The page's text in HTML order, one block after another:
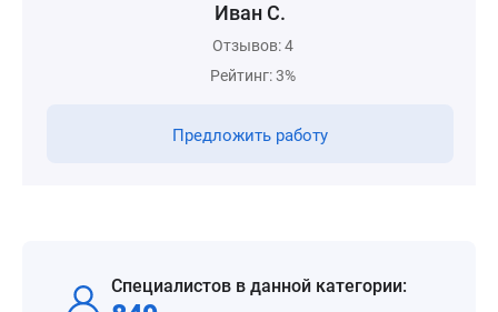
Иван С.
Отзывов: 4
Рейтинг: 3%
Предложить работу
Специалистов в данной категории: